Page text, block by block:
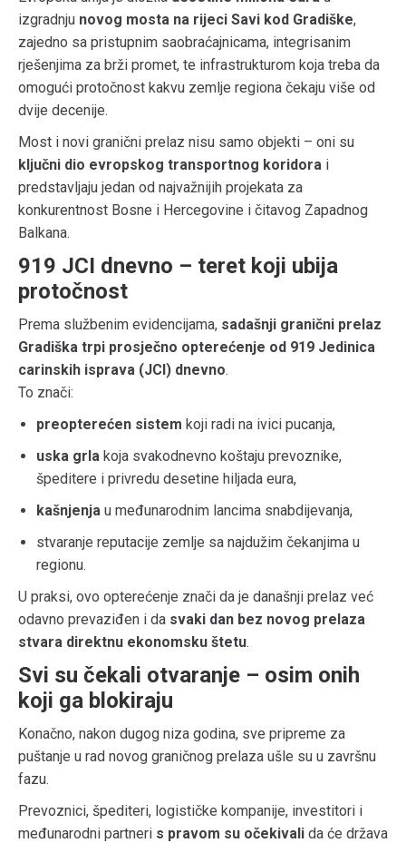
izgradnju novog mosta na rijeci Savi kod Gradiške,
zajedno sa pristupnim saobraćajnicama, integrisanim
rješenjima za brži promet, te infrastrukturom koja treba da
omogući protočnost kakvu zemlje regiona čekaju više od
dvije decenije.
Most i novi granični prelaz nisu samo objekti – oni su
ključni dio evropskog transportnog koridora i
predstavljaju jedan od najvažnijih projekata za
konkurentnost Bosne i Hercegovine i čitavog Zapadnog
Balkana.
919 JCI dnevno – teret koji ubija
protočnost
Prema službenim evidencijama, sadašnji granični prelaz
Gradiška trpi prosječno opterećenje od 919 Jedinica
carinskih isprava (JCI) dnevno.
To znači:
preopterećen sistem koji radi na ivici pucanja,
uska grla koja svakodnevno koštaju prevoznike,
špeditere i privredu desetine hiljada eura,
kašnjenja u međunarodnim lancima snabdijevanja,
stvaranje reputacije zemlje sa najdužim čekanjima u
regionu.
U praksi, ovo opterećenje znači da je današnji prelaz već
odavno prevaziđen i da svaki dan bez novog prelaza
stvara direktnu ekonomsku štetu.
Svi su čekali otvaranje – osim onih
koji ga blokiraju
Konačno, nakon dugog niza godina, sve pripreme za
puštanje u rad novog graničnog prelaza ušle su u završnu
fazu.
Prevoznici, špediteri, logističke kompanije, investitori i
međunarodni partneri s pravom su očekivali da će država